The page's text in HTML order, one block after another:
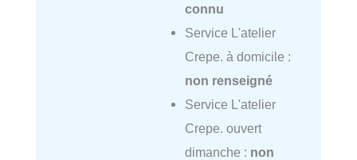
connu
Service L'atelier
Crepe. à domicile :
non renseigné
Service L'atelier
Crepe. ouvert
dimanche : non